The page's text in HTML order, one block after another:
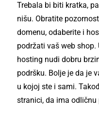
Trebala bi biti kratka,
nišu. Obratite
domenu, odaberite i
podržati vaš web shop.
hosting nudi dobru
podršku. Bolje je da je
u kojoj ste i sami.
stranici, da ima odličnu